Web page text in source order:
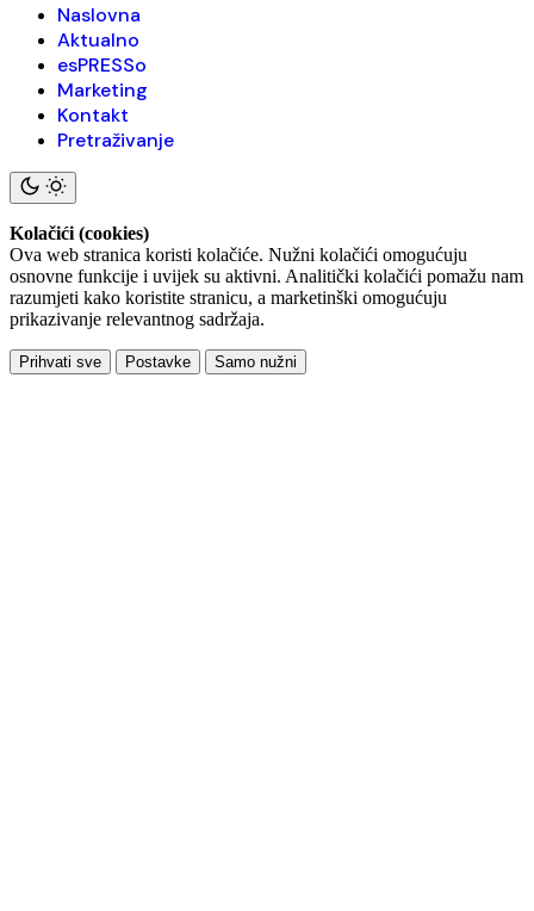
Naslovna
Aktualno
esPRESSo
Marketing
Kontakt
Pretraživanje
Kolačići (cookies)
Ova web stranica koristi kolačiće. Nužni kolačići omogućuju
osnovne funkcije i uvijek su aktivni. Analitički kolačići pomažu nam
razumjeti kako koristite stranicu, a marketinški omogućuju
prikazivanje relevantnog sadržaja.
Prihvati sve Postavke Samo nužni